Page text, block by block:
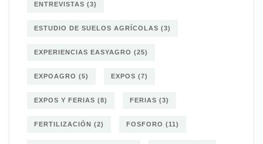
ENTREVISTAS (3)
ESTUDIO DE SUELOS AGRÍCOLAS (3)
EXPERIENCIAS EASYAGRO (25)
EXPOAGRO (5) EXPOS (7)
EXPOS Y FERIAS (8) FERIAS (3)
FERTILIZACIÓN (2) FOSFORO (11)